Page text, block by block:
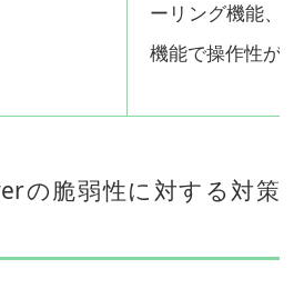
ーリング機能、
機能で操作性が
の脆弱性に対する対策